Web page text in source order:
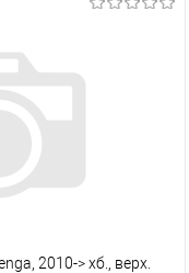
Сравнение
Под заказ
2010-> хб., верх.